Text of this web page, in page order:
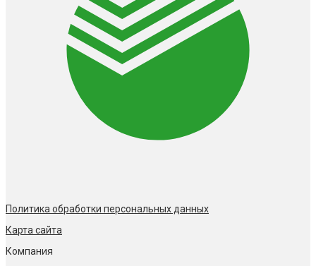
Политика обработки персональных данных
Карта сайта
Компания